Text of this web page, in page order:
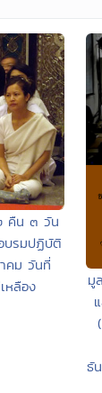
คืน ๓ วัน
บรมปฏิบัติ
คม วันที่
ลือง
มู
ธั